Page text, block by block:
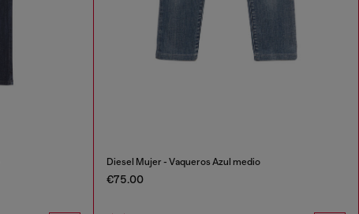
Diesel Mujer - Vaqueros Azul medio
€75.00